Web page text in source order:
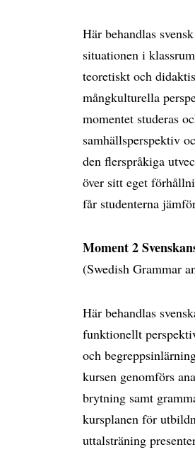
Här behandlas
situationen i
teoretiskt och
mångkulturella
momentet studeras
samhällsperspektiv
den flerspråkiga
över sitt eget
får studenterna
Moment 2
(Swedish Grammar
Här behandlas
funktionellt
och
kursen genomförs
brytning samt
kursplanen för
uttalsträning